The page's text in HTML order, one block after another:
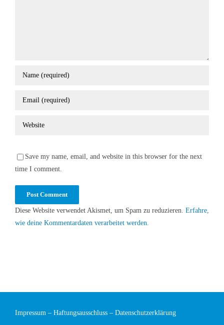
Save my name, email, and website in this browser for the next
time I comment.
Diese Website verwendet Akismet, um Spam zu reduzieren. Erfahre,
wie deine Kommentardaten verarbeitet werden.
Impressum – Haftungsausschluss – Datenschutzerklärung